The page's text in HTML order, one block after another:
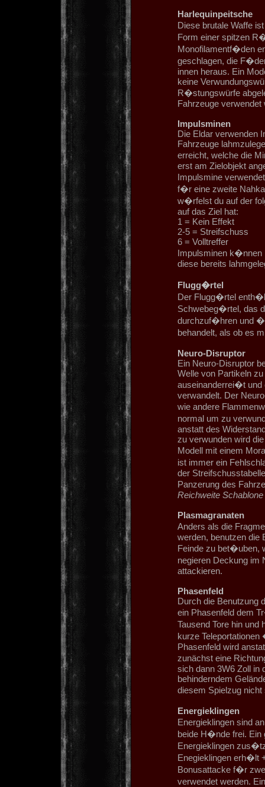
Harlequinpeitsche
Diese brutale Waffe
Form einer spitzen
Monofilamentf�den
geschlagen, die
innen heraus. Ein
keine
R�stungswürfe
Fahrzeuge verwendet
Impulsminen
Die Eldar verwenden
Fahrzeuge
erreicht, welche die
erst am Zielobjekt
Impulsmine
f�r eine zweite
w�rfelst du auf der
auf das Ziel hat:
1 = Kein Effekt
2-5 = Streifschuss
6 = Volltreffer
Impulsminen k�nnen
diese bereits
Flugg�rtel
Der Flugg�rtel
Schwebeg�rtel, das
durchzuf�hren und
behandelt, als ob es
Neuro-Disruptor
Ein Neuro-Disruptor
Welle von Partikeln
auseinanderrei�t und
verwandelt. Der
wie andere
normal um zu
anstatt des
zu verwunden wird
Modell mit einem
ist immer ein
der
Panzerung des
Reichweite
Plasmagranaten
Anders als die
werden, benutzen die
Feinde zu bet�uben,
negieren Deckung im
attackieren.
Phasenfeld
Durch die Benutzung
ein Phasenfeld dem
Tausend Tore hin
kurze
Phasenfeld wird
zunächst eine
sich dann 3W6 Zoll in
behinderndem
diesem Spielzug
Energieklingen
Energieklingen sind
beide H�nde frei. Ein
Energieklingen
Enegieklingen erh�lt
Bonusattacke f�r
verwendet werden.